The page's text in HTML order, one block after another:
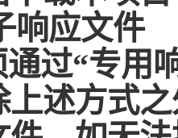
响应文件
通过“专用
上述方式